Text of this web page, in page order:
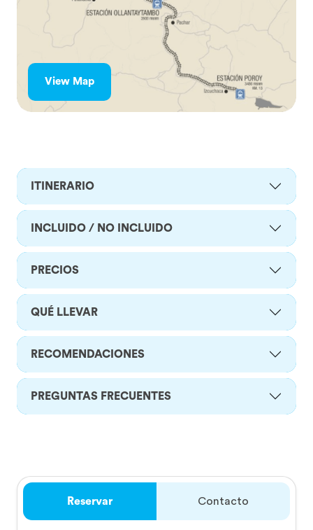
View Map
ITINERARIO
INCLUIDO / NO INCLUIDO
PRECIOS
QUÉ LLEVAR
RECOMENDACIONES
PREGUNTAS FRECUENTES
Reservar Contacto